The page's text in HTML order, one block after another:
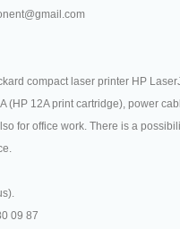
compact laser printer HP
(HP 12A print cartridge), power
for office work. There is a
09 87